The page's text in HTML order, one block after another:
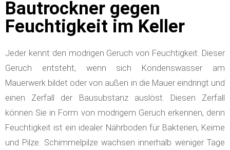
Bautrockner gegen
Feuchtigkeit im Keller
Jeder kennt den modrigen Geruch von Feuchtigkeit. Dieser
Geruch entsteht, wenn sich Kondenswasser am
Mauerwerk bildet oder von außen in die Mauer eindringt und
einen Zerfall der Bausubstanz auslöst. Diesen Zerfall
können Sie in Form von modrigem Geruch erkennen, denn
Feuchtigkeit ist ein idealer Nährboden für Bakterien, Keime
und Pilze. Schimmelpilze wachsen innerhalb weniger Tage